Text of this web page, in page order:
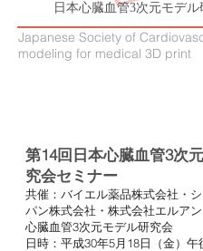
日本心臓血管3次元モデル
Japanese Society of
modeling for medical 3D print
第14回日本心臓血管3次
究会セミナー
共催：バイエル薬品株式会社・
パン株式会社・株式会社エルア
心臓血管3次元モデル研究会
日時：平成30年5月18日（金）午